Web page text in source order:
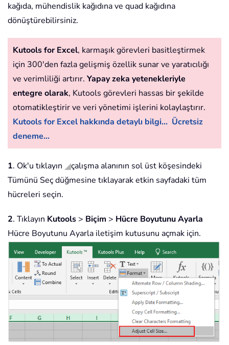
kağıda, mühendislik kağıdına ve quad kağıdına
dönüştürebilirsiniz.
Kutools for Excel, karmaşık görevleri basitleştirmek
için 300'den fazla gelişmiş özellik sunar ve yaratıcılığı
ve verimliliği artırır. Yapay zeka yetenekleriyle
entegre olarak, Kutools görevleri hassas bir şekilde
otomatikleştirir ve veri yönetimi işlerini kolaylaştırır.
Kutools for Excel hakkında detaylı bilgi... Ücretsiz
deneme...
1. Ok'u tıklayın
çalışma alanının sol üst köşesindeki
Tümünü Seç düğmesine tıklayarak etkin sayfadaki tüm
hücreleri seçin.
2. Tıklayın Kutools > Biçim > Hücre Boyutunu Ayarla
Hücre Boyutunu Ayarla iletişim kutusunu açmak için.